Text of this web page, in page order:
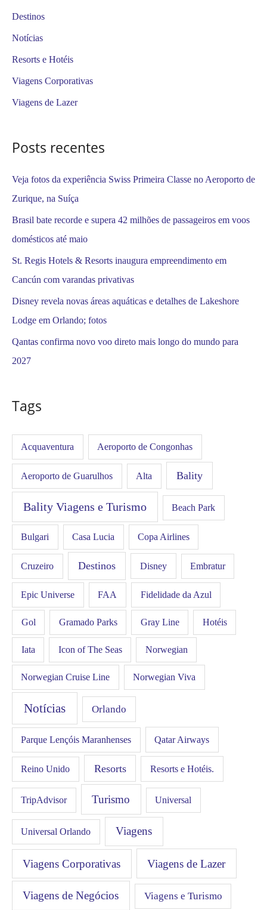
u
i
p
r
Destinos
Notícias
Resorts e Hotéis
Viagens Corporativas
Viagens de Lazer
Posts recentes
Veja fotos da experiência Swiss Primeira Classe no Aeroporto de
Zurique, na Suíça
Brasil bate recorde e supera 42 milhões de passageiros em voos
domésticos até maio
St. Regis Hotels & Resorts inaugura empreendimento em
Cancún com varandas privativas
Disney revela novas áreas aquáticas e detalhes de Lakeshore
Lodge em Orlando; fotos
Qantas confirma novo voo direto mais longo do mundo para
2027
Tags
Acquaventura Aeroporto de Congonhas
Aeroporto de Guarulhos Alta Bality
Bality Viagens e Turismo Beach Park
Bulgari Casa Lucia Copa Airlines
Cruzeiro Destinos Disney Embratur
Epic Universe FAA Fidelidade da Azul
Gol Gramado Parks Gray Line Hotéis
Iata Icon of The Seas Norwegian
Norwegian Cruise Line Norwegian Viva
Notícias Orlando
Parque Lençóis Maranhenses Qatar Airways
Reino Unido Resorts Resorts e Hotéis.
TripAdvisor Turismo Universal
Universal Orlando Viagens
Viagens Corporativas Viagens de Lazer
Viagens de Negócios Viagens e Turismo